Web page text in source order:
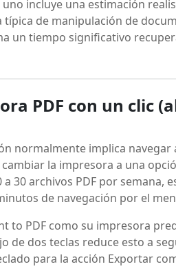
incluye una estimación
de manipulación de
un tiempo significativo
PDF con un clic
normalmente implica navegar
la impresora a una
30 archivos PDF por semana,
de navegación por el
to PDF como su impresora
de dos teclas reduce esto a
para la acción Exportar